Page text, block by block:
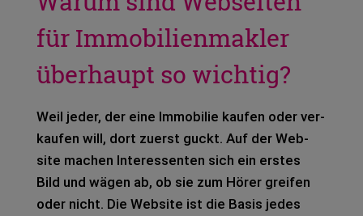
für Immobilienmakler
überhaupt so wichtig?
Weil jeder, der eine Immo­bi­lie kau­fen oder ver­
kau­fen will, dort zuerst guckt. Auf der Web­
site machen Inter­es­sen­ten sich ein ers­tes
Bild und wägen ab, ob sie zum Hörer grei­fen
oder nicht. Die Web­site ist die Basis jedes